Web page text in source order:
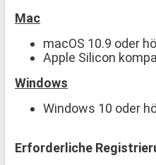
Mac
macOS 10.9 oder
Apple Silicon
Windows
Windows 10 oder
Erforderliche